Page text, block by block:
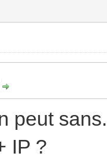
peut sans.
IP ?